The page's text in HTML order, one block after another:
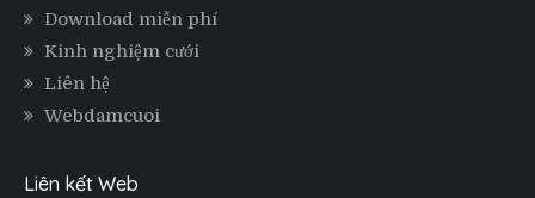
Download miễn phí
Kinh nghiệm cưới
Liên hệ
Webdamcuoi
Liên kết Web